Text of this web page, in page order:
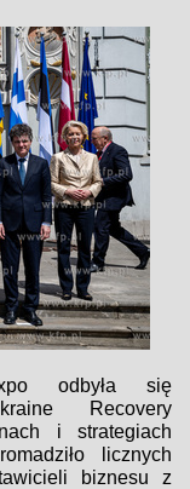
odbyła się
Recovery
i strategiach
licznych
biznesu z